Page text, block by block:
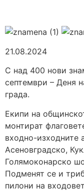
21.08.2024
С над 400 нови
септември – Деня
града.
Екипи на
монтират
входно-изходните
Асеновградско,
Голямоконарско
Подменят се и
пилони на